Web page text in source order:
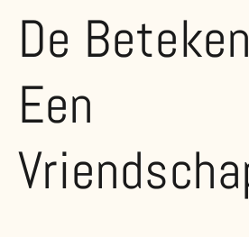
De
Een